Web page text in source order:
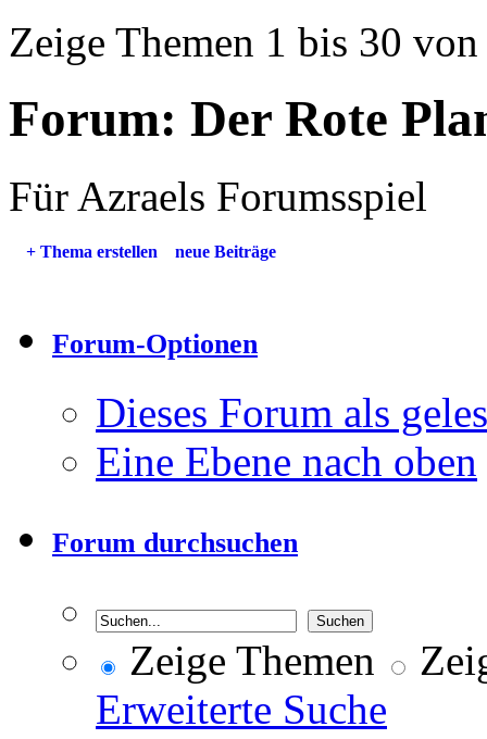
Zeige Themen 1 bis 30
Forum: Der Rote
Für Azraels Forumsspiel
+ Thema erstellen neue Beiträge
Forum-Optionen
Dieses Forum als
Eine Ebene nach oben
Forum durchsuchen
Zeige Themen
Erweiterte Suche